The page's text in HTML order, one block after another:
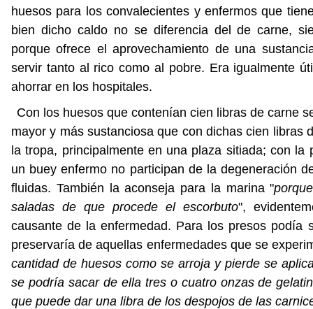
huesos para los convalecientes y enfermos que
bien dicho caldo no se diferencia del de carne,
porque ofrece el aprovechamiento de una
servir tanto al rico como al pobre. Era igualmente
ahorrar en los hospitales.
Con los huesos que contenían cien libras de carne
mayor y más sustanciosa que con dichas cien libras
la tropa, principalmente en una plaza sitiada; con la
un buey enfermo no participan de la degeneración
fluidas. También la aconseja para la marina "
saladas de que procede el escorbuto",
causante de la enfermedad. Para los presos podía
preservaría de aquellas enfermedades que se
cantidad de huesos como se arroja y pierde se
se podría sacar de ella tres o cuatro onzas de
que puede dar una libra de los despojos de las